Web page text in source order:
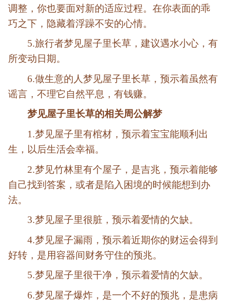
调整，你也要面对新的适应过程。在你表面的乖
巧之下，隐藏着浮躁不安的心情。
5.旅行者梦见屋子里长草，建议遇水小心，有
所变动日期。
6.做生意的人梦见屋子里长草，预示着虽然有
谣言，不理它自然平息，有钱赚。
梦见屋子里长草的相关周公解梦
1.梦见屋子里有棺材，预示着宝宝能顺利出
生，以后生活会幸福。
2.梦见竹林里有个屋子，是吉兆，预示着能够
自己找到答案，或者是陷入困境的时候能想到办
法。
3.梦见屋子里很脏，预示着爱情的欠缺。
4.梦见屋子漏雨，预示着近期你的财运会得到
好转，是用容器间财务守住的预兆。
5.梦见屋子里很干净，预示着爱情的欠缺。
6.梦见屋子爆炸，是一个不好的预兆，是患病